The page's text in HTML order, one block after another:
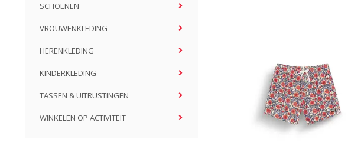
SCHOENEN
VROUWENKLEDING
HERENKLEDING
KINDERKLEDING
TASSEN & UITRUSTINGEN
WINKELEN OP ACTIVITEIT